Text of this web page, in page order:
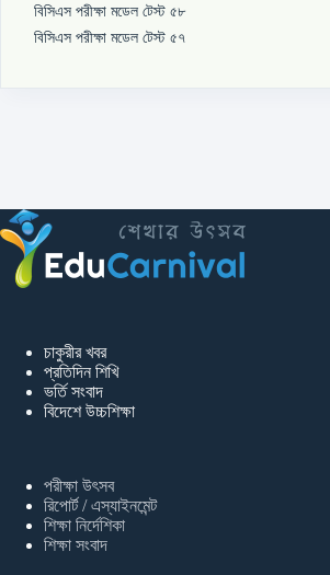
বিসিএস পরীক্ষা মডেল টেস্ট ৫৮
বিসিএস পরীক্ষা মডেল টেস্ট ৫৭
চাকুরীর খবর
প্রতিদিন শিখি
ভর্তি সংবাদ
বিদেশে উচ্চশিক্ষা
পরীক্ষা উৎসব
রিপোর্ট / এস্যাইনমেন্ট
শিক্ষা নির্দেশিকা
শিক্ষা সংবাদ